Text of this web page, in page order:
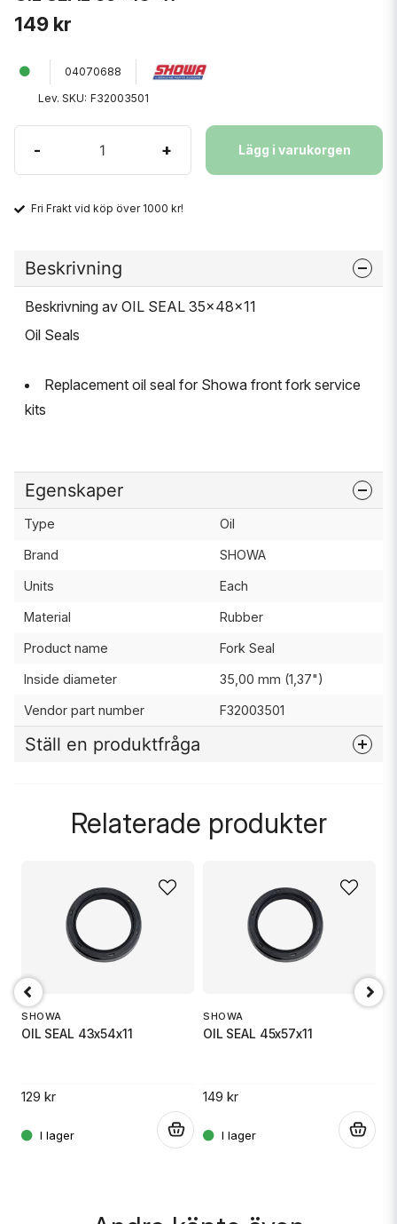
149 kr
04070688
Lev. SKU: F32003501
- + Lägg i varukorgen
Fri Frakt vid köp över 1000 kr!
Beskrivning
Beskrivning av OIL SEAL 35x48x11
Oil Seals
Replacement oil seal for Showa front fork service
kits
Egenskaper
Type Oil
Brand SHOWA
Units Each
Material Rubber
Product name Fork Seal
Inside diameter 35,00 mm (1,37")
Vendor part number F32003501
Ställ en produktfråga
Mejladress
Ja, ni får publicera min fråga
Relaterade produkter
SHOWA
OIL SEAL 43x54x11
129 kr
SHOWA
OIL SEAL 45x57x11
149 kr